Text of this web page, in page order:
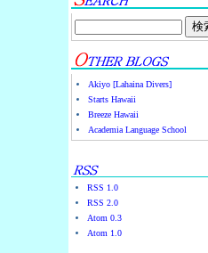
Akiyo [Lahaina Divers]
Starts Hawaii
Breeze Hawaii
Academia Language School
RSS 1.0
RSS 2.0
Atom 0.3
Atom 1.0